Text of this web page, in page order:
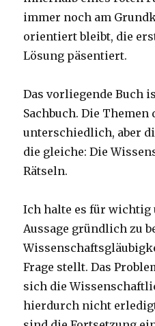
immer noch am
orientiert bleibt, die
Lösung päsentiert.
Das vorliegende Buch
Sachbuch. Die
unterschiedlich, aber
die gleiche: Die
Rätseln.
Ich halte es für wichtig
Aussage gründlich zu
Frage stellt. Das
sich die
hierdurch nicht